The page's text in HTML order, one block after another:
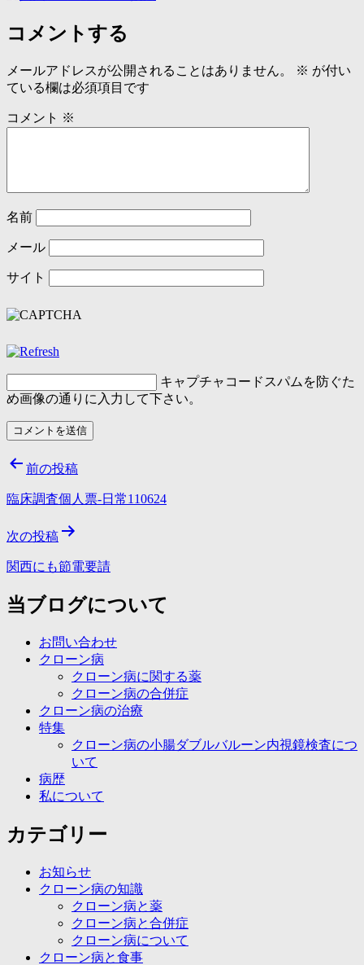
コメントする
メールアドレスが公開されることはありません。 ※ が付い
ている欄は必須項目です
コメント ※
名前
メール
サイト
キャプチャコード スパムを防ぐた
め画像の通りに入力して下さい。
投
稿
ビ
ゲ
ー
前の投稿
臨床調査個人票-日常110624
次の投稿
関西にも節電要請
当ブログについて
お問い合わせ
クローン病
クローン病に関する薬
クローン病の合併症
クローン病の治療
特集
クローン病の小腸ダブルバルーン内視鏡検査につ
いて
病歴
私について
カテゴリー
お知らせ
クローン病の知識
クローン病と薬
クローン病と合併症
クローン病について
クローン病と食事